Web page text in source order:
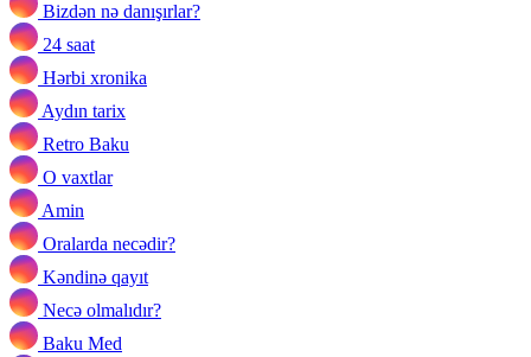
Bizdən nə danışırlar?
24 saat
Hərbi xronika
Aydın tarix
Retro Baku
O vaxtlar
Amin
Oralarda necədir?
Kəndinə qayıt
Necə olmalıdır?
Baku Med